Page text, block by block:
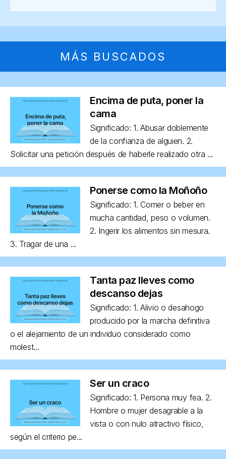
MÁS BUSCADOS
Encima de puta, poner la
cama
Significado: 1. Abusar doblemente
de la confianza de alguien. 2.
Solicitar una petición después de haberle realizado otra ...
Ponerse como la Moñoño
Significado: 1. Comer o beber en
mucha cantidad, peso o volumen.
2. Ingerir los alimentos sin mesura.
3. Tragar de una ...
Tanta paz lleves como
descanso dejas
Significado: 1. Alivio o desahogo
producido por la marcha definitiva
o el alejamiento de un individuo considerado como
molest...
Ser un craco
Significado: 1. Persona muy fea. 2.
Hombre o mujer desagrable a la
vista o con nulo atractivo físico,
según el criterio pe...